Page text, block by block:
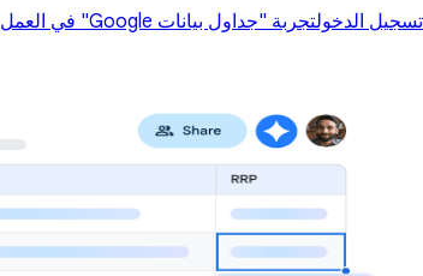
تسجيل الدخولتجربة "جداول بيانات Google" في العمل